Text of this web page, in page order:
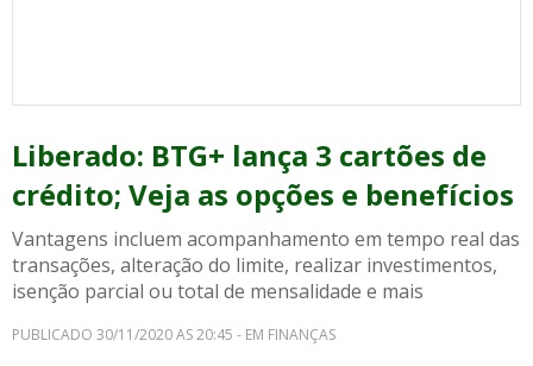
Liberado: BTG+ lança 3 cartões de
crédito; Veja as opções e benefícios
Vantagens incluem acompanhamento em tempo real das
transações, alteração do limite, realizar investimentos,
isenção parcial ou total de mensalidade e mais
PUBLICADO 30/11/2020 AS 20:45 - EM FINANÇAS